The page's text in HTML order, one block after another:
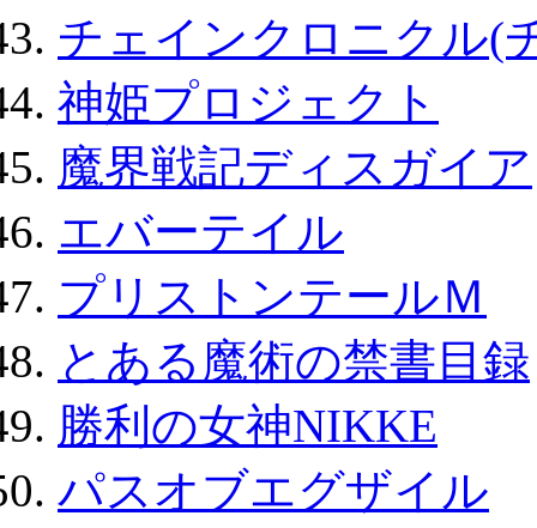
チェインクロニクル(
神姫プロジェクト
魔界戦記ディスガイア
エバーテイル
プリストンテールＭ
とある魔術の禁書目録
勝利の女神NIKKE
パスオブエグザイル